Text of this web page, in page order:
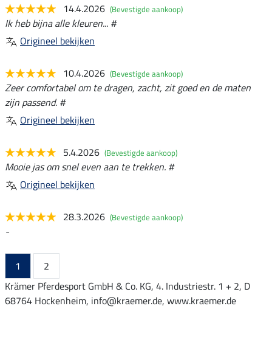
14.4.2026 (Bevestigde aankoop)
Ik heb bijna alle kleuren... #
Origineel bekijken
10.4.2026 (Bevestigde aankoop)
Zeer comfortabel om te dragen, zacht, zit goed en de maten
zijn passend. #
Origineel bekijken
5.4.2026 (Bevestigde aankoop)
Mooie jas om snel even aan te trekken. #
Origineel bekijken
28.3.2026 (Bevestigde aankoop)
-
1
2
Krämer Pferdesport GmbH & Co. KG, 4. Industriestr. 1 + 2, D
68764 Hockenheim, info@kraemer.de, www.kraemer.de